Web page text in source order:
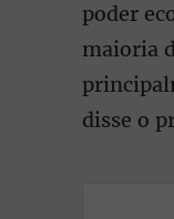
poder
maioria
disse o